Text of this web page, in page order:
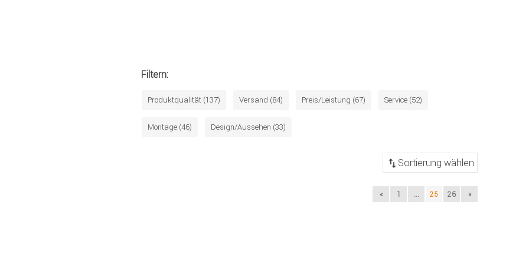
Filtern:
Produktqualität (137) Versand (84) Preis/Leistung (67) Service (52)
Montage (46) Design/Aussehen (33)
« 1 ... 25 26 »